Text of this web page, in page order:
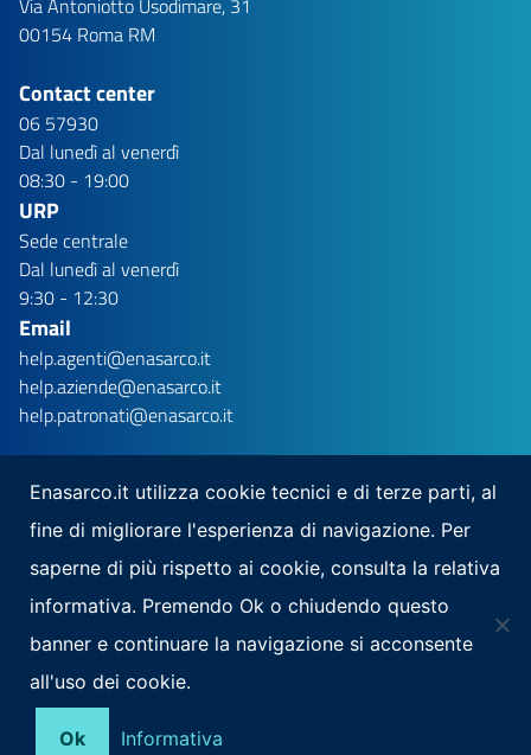
00154 Roma RM
Contact center
06 57930
Dal lunedì al venerdì
08:30 - 19:00
URP
Sede centrale
Dal lunedì al venerdì
9:30 - 12:30
Email
help.agenti@enasarco.it
help.aziende@enasarco.it
help.patronati@enasarco.it
Scarica la nostra app per mobile
Note Legali Privacy
Enasarco.it utilizza cookie tecnici e di terze parti, al
fine di migliorare l'esperienza di navigazione. Per
saperne di più rispetto ai cookie, consulta la relativa
informativa. Premendo Ok o chiudendo questo
banner e continuare la navigazione si acconsente
all'uso dei cookie.
Ok Informativa